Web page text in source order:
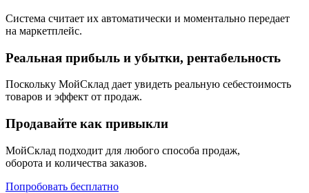
Система считает их автоматически и моментально передает
на маркетплейс.
Реальная прибыль и убытки, рентабельность
Поскольку МойСклад дает увидеть реальную себестоимость
товаров и эффект от продаж.
Продавайте как привыкли
МойСклад подходит для любого способа продаж,
оборота и количества заказов.
Попробовать бесплатно